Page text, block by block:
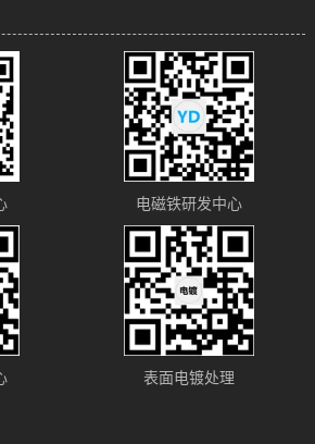
电磁铁研发中心
表面电镀处理